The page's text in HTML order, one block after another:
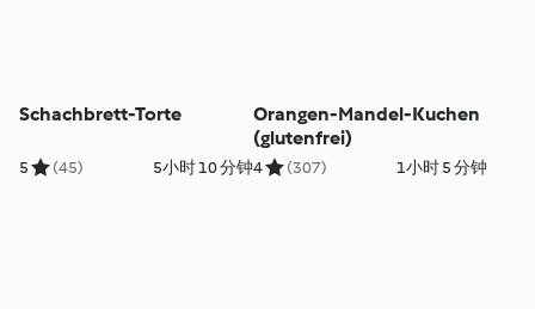
Schachbrett-Torte
5 (45) 5小时 10 分钟
Orangen-Mandel-Kuchen
(glutenfrei)
4 (307) 1小时 5 分钟